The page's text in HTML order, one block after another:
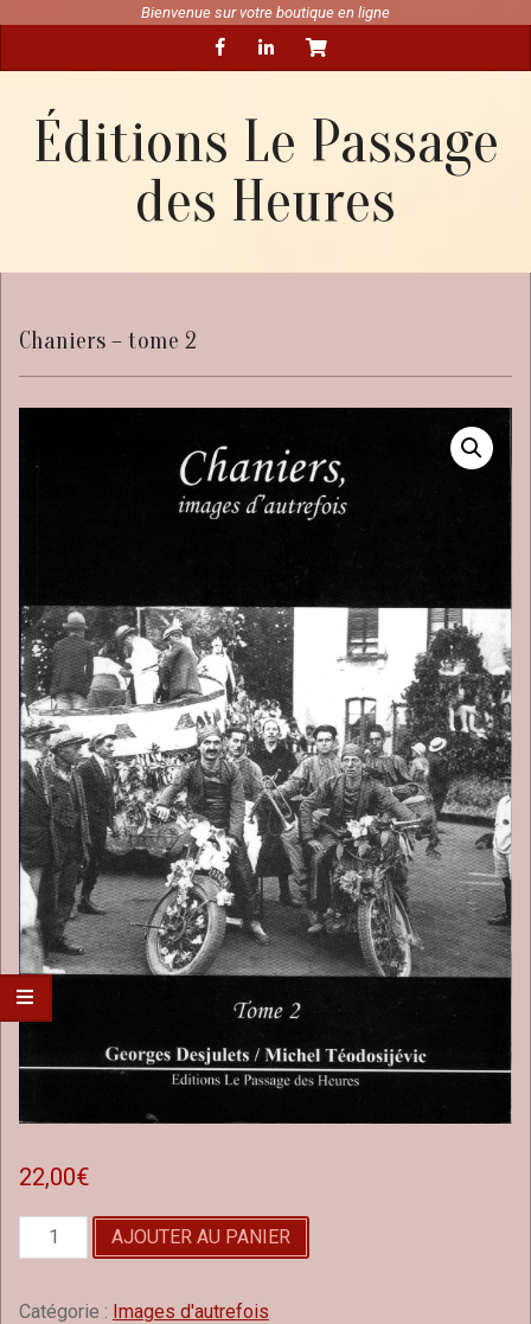
content
Bienvenue sur votre boutique en ligne
Navigation
Éditions Le Passage
des Heures
Chaniers – tome 2
22,00€
quantité
de
-
AJOUTER AU PANIER
Catégorie : Images d'autrefois